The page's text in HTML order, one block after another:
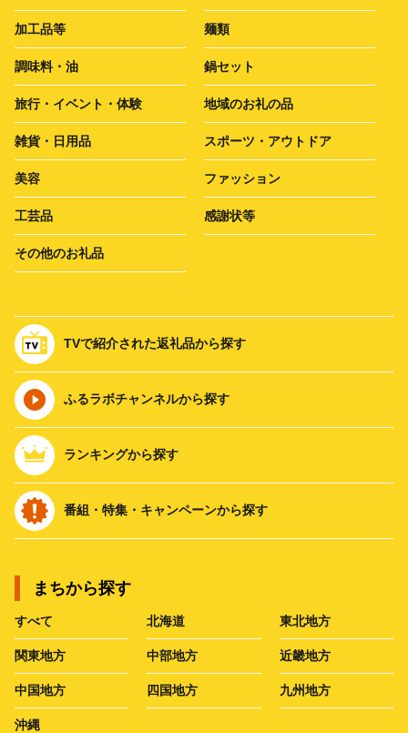
加工品等 麺類
調味料・油 鍋セット
旅行・イベント・体験 地域のお礼の品
雑貨・日用品 スポーツ・アウトドア
美容 ファッション
工芸品 感謝状等
その他のお礼品
TVで紹介された返礼品から探す
ふるラボチャンネルから探す
ランキングから探す
番組・特集・キャンペーンから探す
まちから探す
すべて 北海道 東北地方
関東地方 中部地方 近畿地方
中国地方 四国地方 九州地方
沖縄